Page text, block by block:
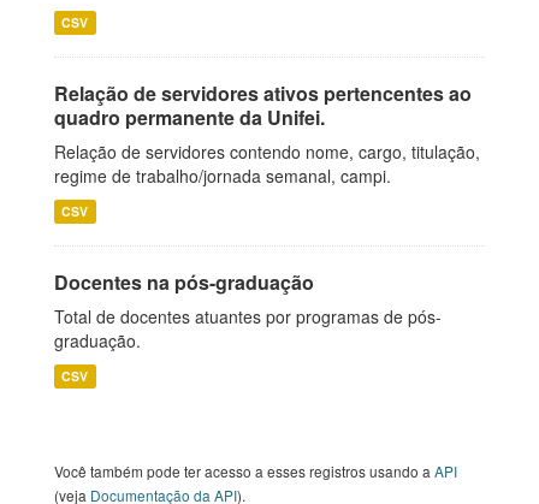
CSV
Relação de servidores ativos pertencentes ao
quadro permanente da Unifei.
Relação de servidores contendo nome, cargo, titulação,
regime de trabalho/jornada semanal, campi.
CSV
Docentes na pós-graduação
Total de docentes atuantes por programas de pós-
graduação.
CSV
Você também pode ter acesso a esses registros usando a API
(veja Documentação da API).